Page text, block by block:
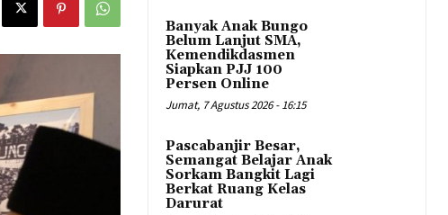
Banyak Anak Bungo
Belum Lanjut SMA,
Kemendikdasmen
Siapkan PJJ 100
Persen Online
Jumat, 7 Agustus 2026 - 16:15
Pascabanjir Besar,
Semangat Belajar Anak
Sorkam Bangkit Lagi
Berkat Ruang Kelas
Darurat